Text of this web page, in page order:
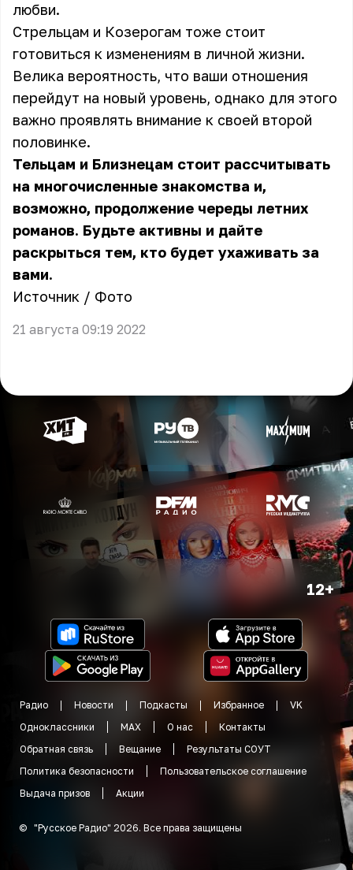
любви.
Стрельцам и Козерогам тоже стоит
готовиться к изменениям в личной жизни.
Велика вероятность, что ваши отношения
перейдут на новый уровень, однако для этого
важно проявлять внимание к своей второй
половинке.
Тельцам и Близнецам стоит рассчитывать
на многочисленные знакомства и,
возможно, продолжение череды летних
романов. Будьте активны и дайте
раскрыться тем, кто будет ухаживать за
вами.
Источник / Фото
21 августа 09:19 2022
12+
Радио Новости Подкасты Избранное
VK
Одноклассники
MAX О нас
Контакты
Обратная связь
Вещание
Результаты СОУТ
Политика безопасности
Пользовательское соглашение
Выдача призов
Акции
© "Русское Радио" 2026. Все права защищены